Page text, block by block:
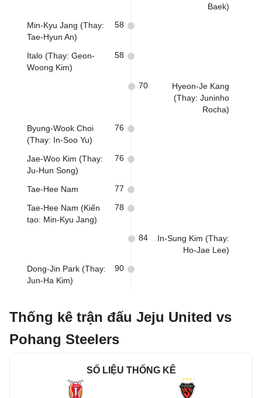
Baek)
Min-Kyu Jang (Thay:
Tae-Hyun An)
58
Italo (Thay: Geon-
Woong Kim)
58
Hyeon-Je Kang
(Thay: Juninho
Rocha)
70
Byung-Wook Choi
(Thay: In-Soo Yu)
76
Jae-Woo Kim (Thay:
Ju-Hun Song)
76
Tae-Hee Nam 77
Tae-Hee Nam (Kiến
tạo: Min-Kyu Jang)
78
In-Sung Kim (Thay:
Ho-Jae Lee)
84
Dong-Jin Park (Thay:
Jun-Ha Kim)
90
Thống kê trận đấu Jeju United vs
Pohang Steelers
SỐ LIỆU THỐNG KÊ